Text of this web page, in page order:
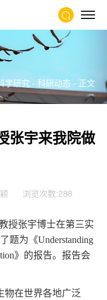
学研究 - 科研动态 - 正文
张宇来我院做
浏览次数:288
授张宇博士在第三实
题为《Understanding
》的报告。报告会
物在世界各地广泛